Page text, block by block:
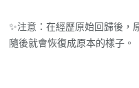
✨注意：在經歷原始回歸後，
隨後就會恢復成原本的樣子。